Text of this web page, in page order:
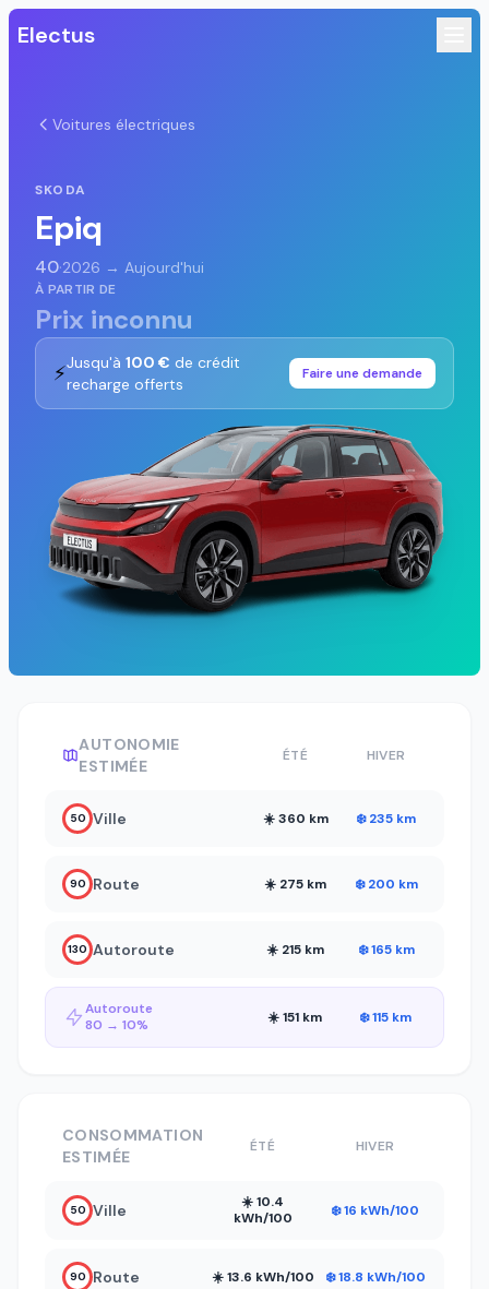
Electus
Voitures électriques
SKODA
Epiq
40·2026 → Aujourd'hui
À PARTIR DE
Prix inconnu
⚡Jusqu'à 100 € de crédit
recharge offerts
Faire une demande
AUTONOMIE
ESTIMÉE
ÉTÉ HIVER
50 Ville ☀️ 360 km ❄️ 235 km
90 Route ☀️ 275 km ❄️ 200 km
130 Autoroute ☀️ 215 km ❄️ 165 km
Autoroute
80 → 10%
☀️ 151 km ❄️ 115 km
CONSOMMATION
ESTIMÉE
ÉTÉ HIVER
50 Ville
☀️ 10.4
kWh/100
❄️ 16 kWh/100
90 Route ☀️ 13.6 kWh/100 ❄️ 18.8 kWh/100